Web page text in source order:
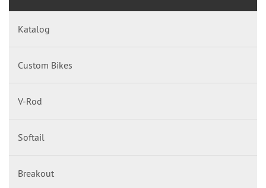
Katalog
Custom Bikes
V-Rod
Softail
Breakout